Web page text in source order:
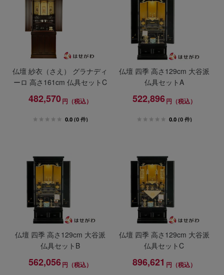
仏壇 紗衣（さえ） グラナディ
ーロ 高さ161cm 仏具セットC
482,570円（税込）
0.0 (0 件)
仏壇 四季 高さ129cm 大谷派
仏具セットA
522,896円（税込）
0.0 (0 件)
仏壇 四季 高さ129cm 大谷派
仏具セットB
562,056円（税込）
仏壇 四季 高さ129cm 大谷派
仏具セットC
896,621 円（税込）